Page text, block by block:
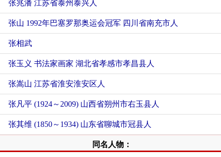
张兆潘 江苏省泰州泰兴人
张山 1992年巴塞罗那奥运会冠军 四川省南充市人
张相武
张玉义 书法家画家 湖北省孝感市孝昌县人
张嵩山 江苏省淮安淮安区人
张凡平 (1924～2009) 山西省朔州市右玉县人
张其维 (1850～1934) 山东省聊城市冠县人
同名人物：